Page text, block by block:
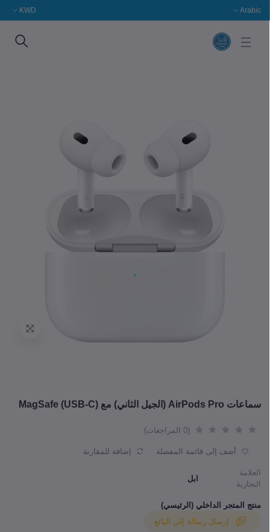
Arabic
KWD
سماعات AirPods Pro (الجيل الثاني) مع MagSafe (USB-C)
(0 المراجعات)
أضف إلى قائمة المفضلة إضافة للمقارنة
العلامة
التجارية
ابل
منتج المتجر الداخلي (الرئيسي)